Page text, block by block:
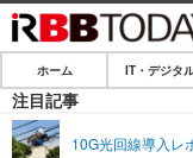
ホーム
IT・デジタル
ホーム IT・デジタ
注目記事
10G光回線導入レ